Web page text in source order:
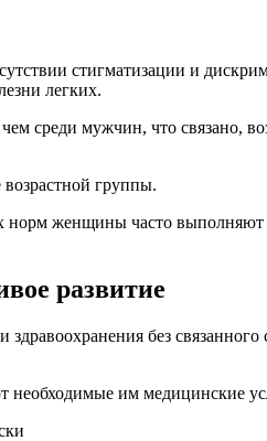
стигматизации и
легких.
среди мужчин, что
группы.
женщины часто выполняют
развитие
без
им медицинские